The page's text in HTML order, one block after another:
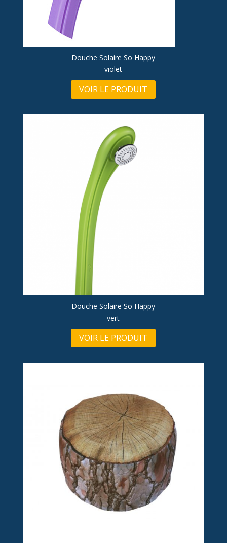
Douche Solaire So Happy
violet
VOIR LE PRODUIT
Douche Solaire So Happy
vert
VOIR LE PRODUIT